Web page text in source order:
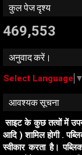
कुल पेज दृश्य
469,553
अनुवाद करें।
Select Language ▼
आवश्यक सूचना
साइट के कुछ तत्वों में
आदि ) शामिल होगी .
स्वीकार करता है।